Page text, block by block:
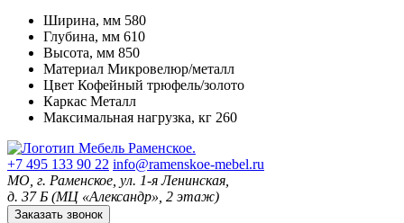
Ширина, мм 580
Глубина, мм 610
Высота, мм 850
Материал Микровелюр/металл
Цвет Кофейный трюфель/золото
Каркас Металл
Максимальная нагрузка, кг 260
+7 495 133 90 22 info@ramenskoe-mebel.ru
МО, г. Раменское, ул. 1-я Ленинская,
д. 37 Б (МЦ «Александр», 2 этаж)
Заказать звонок